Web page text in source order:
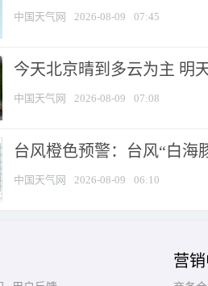
中国天气网 2026-08-09 07:45
今天北京晴到多云为主 明
中国天气网 2026-08-09 07:08
台风橙色预警：台风“白海
中国天气网 2026-08-09 06:10
营